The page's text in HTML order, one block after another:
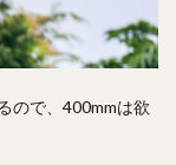
ので、400mmは欲